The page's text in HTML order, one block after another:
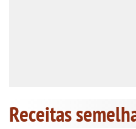
Receitas